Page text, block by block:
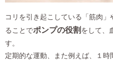
コリを引き起こしている「筋肉
ることでポンプの役割 をして、
す。
定期的な運動、また例えば、１